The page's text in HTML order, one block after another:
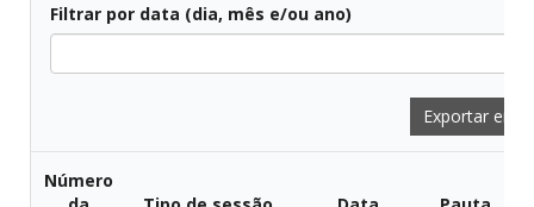
Filtrar por data (dia, mês e/ou ano)
Exportar em
Número